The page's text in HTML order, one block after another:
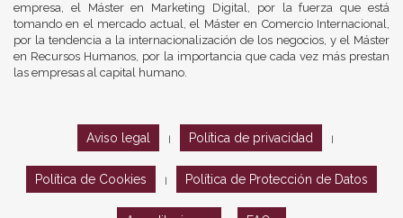
empresa, el Máster en Marketing Digital, por la fuerza que está
tomando en el mercado actual, el Máster en Comercio Internacional,
por la tendencia a la internacionalización de los negocios, y el Máster
en Recursos Humanos, por la importancia que cada vez más prestan
las empresas al capital humano.
Aviso legal Política de privacidad
Política de Cookies Política de Protección de Datos